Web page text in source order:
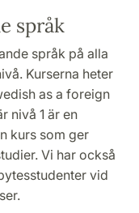
språk
språk på alla
Kurserna heter
as a foreign
nivå 1 är en
kurs som ger
Vi har också
vid